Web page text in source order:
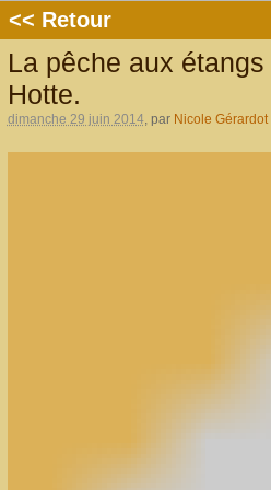
<< Retour
La pêche aux
Hotte.
dimanche 29 juin 2014, par Nicole Gérardot